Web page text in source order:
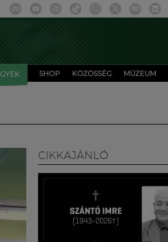
SHOP KÖZÖSSÉG MÚZEUM
CIKKAJÁNLÓ